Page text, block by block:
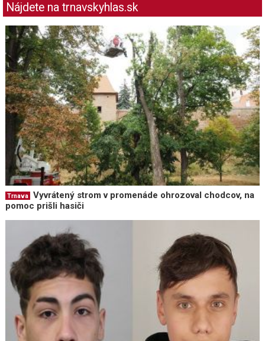
Nájdete na trnavskyhlas.sk
Trnava
Vyvrátený strom v promenáde ohrozoval chodcov, na
pomoc prišli hasiči